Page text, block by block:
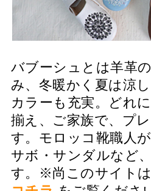
バブーシュとは羊革
み、冬暖かく夏は涼
カラーも充実。どれ
揃え、ご家族で、プ
す。モロッコ靴職人
サボ・サンダルなど
す。※尚このサイト